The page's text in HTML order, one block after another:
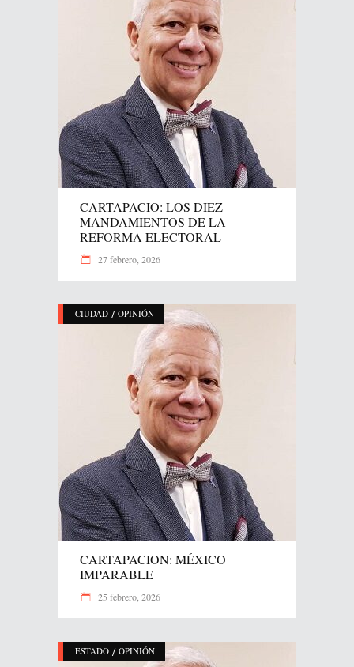
CARTAPACIO: LOS DIEZ
MANDAMIENTOS DE LA
REFORMA ELECTORAL
27 febrero, 2026
CIUDAD / OPINIÓN
CARTAPACION: MÉXICO
IMPARABLE
25 febrero, 2026
ESTADO / OPINIÓN